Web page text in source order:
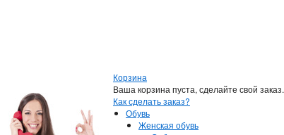
Корзина
Ваша корзина пуста, сделайте свой заказ.
Как сделать заказ?
Обувь
Женская обувь